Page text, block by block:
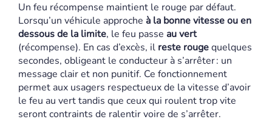
Un feu récompense maintient le rouge par défaut.
Lorsqu’un véhicule approche à la bonne vitesse ou en
dessous de la limite, le feu passe au vert
(récompense). En cas d’excès, il reste rougequelques
secondes, obligeant le conducteur à s’arrêter : un
message clair et non punitif. Ce fonctionnement
permet aux usagers respectueux de la vitesse d’avoir
le feu au vert tandis que ceux qui roulent trop vite
seront contraints de ralentir voire de s’arrêter.